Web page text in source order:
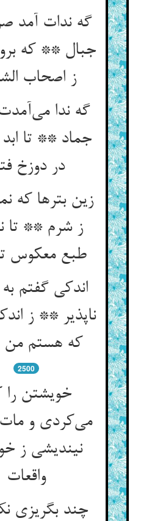
گه ندات آمد
جبال ** که
ز اصحاب
گه ندا
جماد ** تا
در دوزخ
زین بترها که
ز شرم ** تا
طبع معکوس
اندکی گفتم
ناپذیر ** ز
که هستم من
2500
خویشتن را
می‌کردی و
نیندیشی ز
واقعات
چند بگریزی